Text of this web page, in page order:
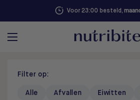
Voor 23:00 besteld,
Filter op:
Alle Afvallen Eiwitten